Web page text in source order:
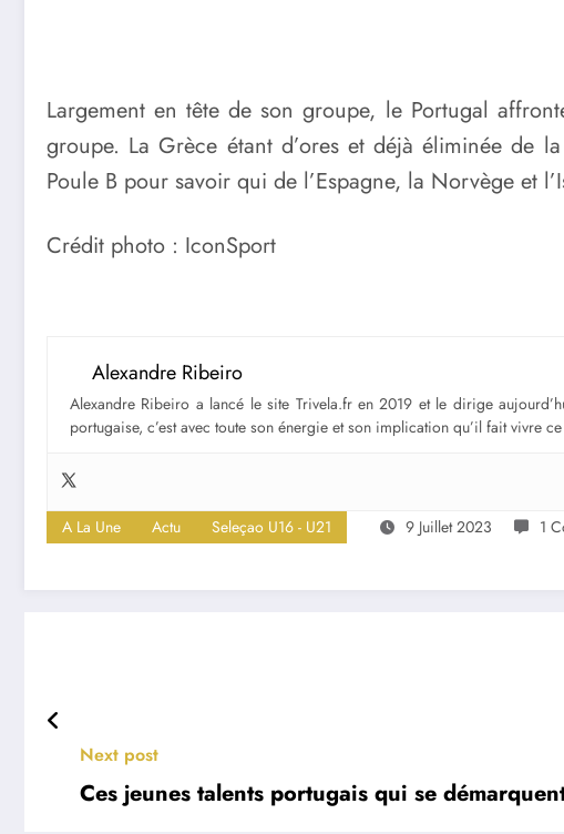
Largement en tête de son groupe, le Portugal
groupe. La Grèce étant d’ores et déjà éliminée de
Poule B pour savoir qui de l’Espagne, la Norvège et
Crédit photo : IconSport
Alexandre Ribeiro
Alexandre Ribeiro a lancé le site Trivela.fr en 2019 et le dirige
portugaise, c’est avec toute son énergie et son implication qu’il fait vivre
A La Une Actu Seleçao U16 - U21 9 Juillet 2023 1
Next post
Ces jeunes talents portugais qui se